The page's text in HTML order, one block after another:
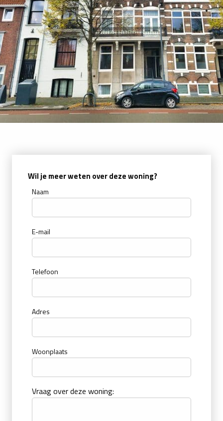
Wil je meer weten over deze woning?
Naam
E-mail
Telefoon
Adres
Woonplaats
Vraag over deze woning: